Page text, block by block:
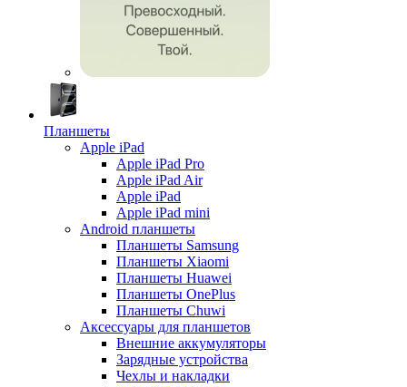
Планшеты
Apple iPad
Apple iPad Pro
Apple iPad Air
Apple iPad
Apple iPad mini
Android планшеты
Планшеты Samsung
Планшеты Xiaomi
Планшеты Huawei
Планшеты OnePlus
Планшеты Chuwi
Аксессуары для планшетов
Внешние аккумуляторы
Зарядные устройства
Чехлы и накладки